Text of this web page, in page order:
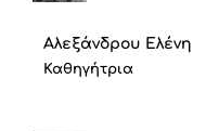
Αλεξάνδρου Ελένη
Καθηγήτρια